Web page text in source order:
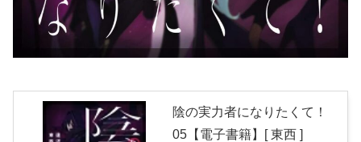
陰の実力者になりたくて！
05【電子書籍】[ 東西 ]